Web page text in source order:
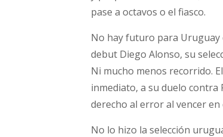
pase a octavos o el fiasco.
No hay futuro para Uruguay
debut Diego Alonso, su
Ni mucho menos recorrido.
inmediato, a su duelo
derecho al error al vencer en
No lo hizo la selección